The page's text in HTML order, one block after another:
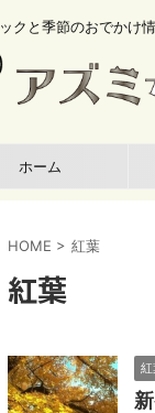
クと季節のおでかけ
ホーム
HOME > 紅葉
紅葉
紅